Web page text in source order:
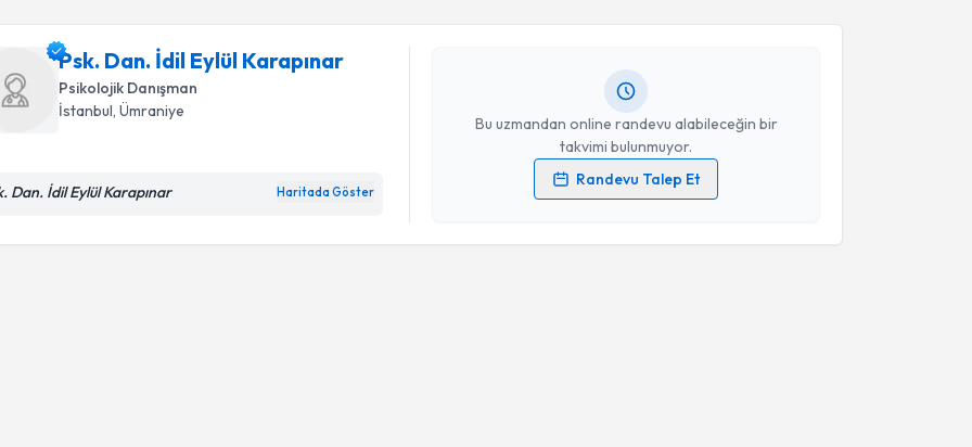
Psk. Dan. İdil Eylül Karapınar
Psikolojik Danışman
İstanbul ,Ümraniye
Dan. İdil Eylül Karapınar Haritada Göster
Bu uzmandan online randevu alabileceğin bir
takvimi bulunmuyor.
Randevu Talep Et
oluşturun. Size bu uzmandan randevu almanız için bir takvim
hazırlandığında e-posta ile bilgilendireceğiz.
Kişisel verilerimin işlenmesine ilişkinAydınlatma Metni
işlenmesini kabul ediyorum.